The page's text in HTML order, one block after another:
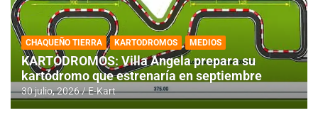
CHAQUEÑO TIERRA KARTODROMOS MEDIOS
KARTODROMOS: Villa Angela prepara su
kartódromo que estrenaría en septiembre
30 julio, 2026 E-Kart